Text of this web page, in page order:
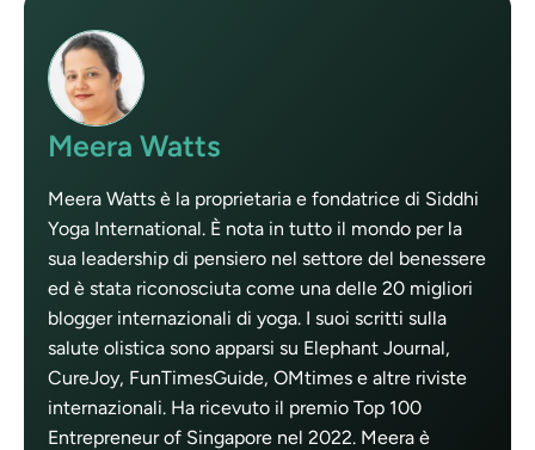
Meera Watts
Meera Watts è la proprietaria e fondatrice di Siddhi
Yoga International. È nota in tutto il mondo per la
sua leadership di pensiero nel settore del benessere
ed è stata riconosciuta come una delle 20 migliori
blogger internazionali di yoga. I suoi scritti sulla
salute olistica sono apparsi su Elephant Journal,
CureJoy, FunTimesGuide, OMtimes e altre riviste
internazionali. Ha ricevuto il premio Top 100
Entrepreneur of Singapore nel 2022. Meera è